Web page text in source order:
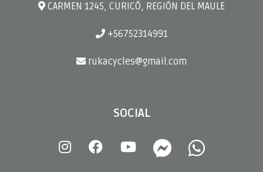
CARMEN 1245, CURICÓ, REGIÓN DEL MAULE
+56752314991
rukacycles@gmail.com
SOCIAL